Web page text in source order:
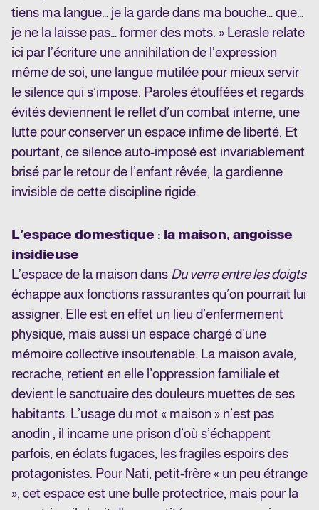
tiens ma langue… je la garde dans ma bouche… que…
je ne la laisse pas… former des mots. » Lerasle relate
ici par l’écriture une annihilation de l’expression
même de soi, une langue mutilée pour mieux servir
le silence qui s’impose. Paroles étouffées et regards
évités deviennent le reflet d’un combat interne, une
lutte pour conserver un espace infime de liberté. Et
pourtant, ce silence auto-imposé est invariablement
brisé par le retour de l’enfant rêvée, la gardienne
invisible de cette discipline rigide.
L’espace domestique : la maison, angoisse
insidieuse
L’espace de la maison dans Du verre entre les doigts
échappe aux fonctions rassurantes qu’on pourrait lui
assigner. Elle est en effet un lieu d’enfermement
physique, mais aussi un espace chargé d’une
mémoire collective insoutenable. La maison avale,
recrache, retient en elle l’oppression familiale et
devient le sanctuaire des douleurs muettes de ses
habitants. L’usage du mot « maison » n’est pas
anodin ; il incarne une prison d’où s’échappent
parfois, en éclats fugaces, les fragiles espoirs des
protagonistes. Pour Nati, petit-frère « un peu étrange
», cet espace est une bulle protectrice, mais pour la